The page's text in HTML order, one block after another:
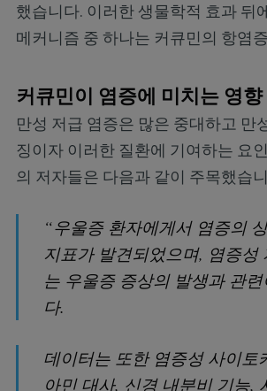
했습니다. 이러한 생물학적 효과 뒤
메커니즘 중 하나는 커큐민의 항염
커큐민이 염증에 미치는 영향
만성 저급 염증은 많은 중대하고 만
징이자 이러한 질환에 기여하는 요
의 저자들은 다음과 같이 주목했습
“우울증 환자에게서 염증의
지표가 발견되었으며, 염증성
는 우울증 증상의 발생과 관
다.
데이터는 또한 염증성 사이토
아민 대사, 신경 내분비 기능,